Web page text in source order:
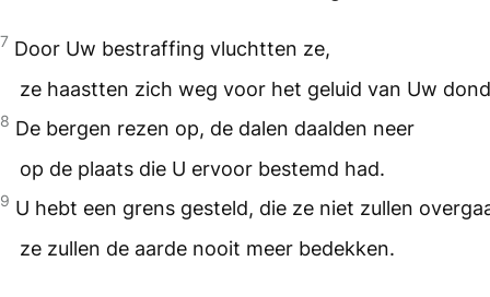
7 Door Uw bestraffing vluchtten ze,
ze haastten zich weg voor het geluid van Uw
8 De bergen rezen op, de dalen daalden neer
op de plaats die U ervoor bestemd had.
9 U hebt een grens gesteld, die ze niet zullen
ze zullen de aarde nooit meer bedekken.